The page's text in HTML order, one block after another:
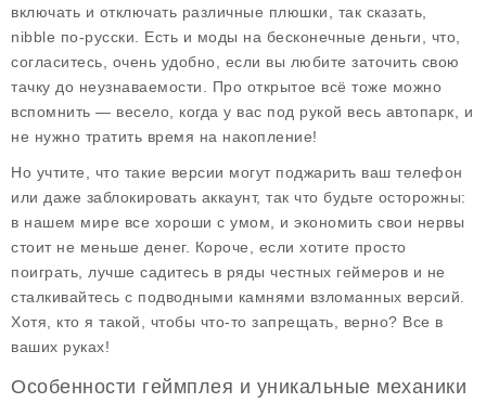
включать и отключать различные плюшки, так сказать,
nibble по-русски. Есть и моды на бесконечные деньги, что,
согласитесь, очень удобно, если вы любите заточить свою
тачку до неузнаваемости. Про открытое всё тоже можно
вспомнить — весело, когда у вас под рукой весь автопарк, и
не нужно тратить время на накопление!
Но учтите, что такие версии могут поджарить ваш телефон
или даже заблокировать аккаунт, так что будьте осторожны:
в нашем мире все хороши с умом, и экономить свои нервы
стоит не меньше денег. Короче, если хотите просто
поиграть, лучше садитесь в ряды честных геймеров и не
сталкивайтесь с подводными камнями взломанных версий.
Хотя, кто я такой, чтобы что-то запрещать, верно? Все в
ваших руках!
Особенности геймплея и уникальные механики